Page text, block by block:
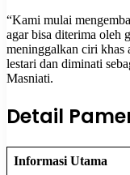
“Kami mulai
agar bisa diterima oleh
meninggalkan ciri khas
lestari dan diminati
Masniati.
Detail
Informasi Utama